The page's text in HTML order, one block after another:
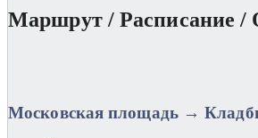
Маршрут / Расписание /
Московская площадь →